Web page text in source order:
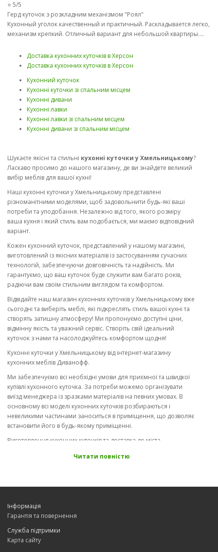
⭐ 5/5
Герд куточок з розкладним механізмом "Роял"
Кухонный уголок качественный и практичный. Раскладывается легко,
механизм крепкий. Отличный вариант для небольшой квартиры....
Доставка кухонних куточків в Херсон
Доставка кухонних куточків в Херсон
Кухонний куточок
Кухонні куточки зі спальним місцем
Кухонні дивани
Кухонні лавки
Кухонні лавки зі спальним місцем
Кухонні дивани зі спальним місцем
Шукаєте якісні та стильні кухонні куточки у Хмельницькому?
Ласкаво просимо до нашого магазину, де ви знайдете великий
вибір меблів для вашої кухні!
Наші кухонні куточки у Хмельницькому представлені
різноманітними моделями, щоб задовольнити будь-які ваші
потреби та уподобання. Незалежно від того, якого розміру
ваша кухня і який стиль вам подобається, ми маємо відповідний
варіант.
Кожен кухонний куточок, представлений у нашому магазині,
виготовлений із якісних матеріалів із застосуванням сучасних
технологій, забезпечуючи довговічність та надійність. Ми
гарантуємо, що ваш куточок буде служити вам багато років,
радіючи вам своїм стильним виглядом та комфортом.
Відвідайте наш магазин кухонних куточків у Хмельницькому вже
сьогодні та виберіть меблі, які підкреслять стиль вашої кухні та
створять затишну атмосферу! Ми пропонуємо доступні ціни,
відмінну якість та уважний сервіс. Створіть свій ідеальний
куточок з нами та насолоджуйтесь комфортом щодня!
Кухонні куточки у Хмельницькому від інтернет-магазину
кухонних меблів Диванофф.
Ми забезпечуємо всі необхідні умови для приємної та швидкої
купівлі кухонного куточка. За потреби можемо організувати
виїзд менеджера із зразками матеріалів на певних умовах. В
основному всі моделі кухонних куточків розбираються і
невеликими частинами заноситься в приміщення, що дозволяє
встановити його в будь-якому приміщенні.
Виготовлення кухонних куточків та доставка до міста
Читати повністю
Інформація
Гарантія та повернення
Служба підтримки
Карта сайту